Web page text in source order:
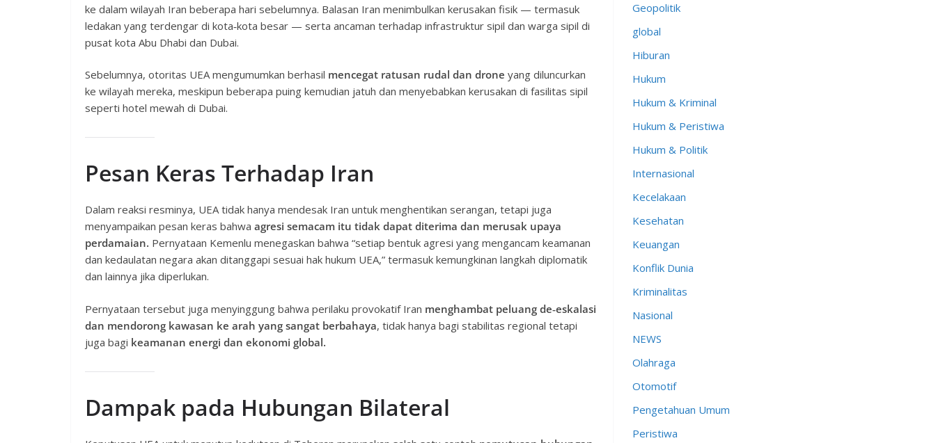
ke dalam wilayah Iran beberapa hari sebelumnya. Balasan Iran menimbulkan kerusakan fisik — termasuk
ledakan yang terdengar di kota‑kota besar — serta ancaman terhadap infrastruktur sipil dan warga sipil di
pusat kota Abu Dhabi dan Dubai.
Sebelumnya, otoritas UEA mengumumkan berhasil mencegat ratusan rudal dan drone yang diluncurkan
ke wilayah mereka, meskipun beberapa puing kemudian jatuh dan menyebabkan kerusakan di fasilitas sipil
seperti hotel mewah di Dubai.
Pesan Keras Terhadap Iran
Dalam reaksi resminya, UEA tidak hanya mendesak Iran untuk menghentikan serangan, tetapi juga
menyampaikan pesan keras bahwa agresi semacam itu tidak dapat diterima dan merusak upaya
perdamaian. Pernyataan Kemenlu menegaskan bahwa “setiap bentuk agresi yang mengancam keamanan
dan kedaulatan negara akan ditanggapi sesuai hak hukum UEA,” termasuk kemungkinan langkah diplomatik
dan lainnya jika diperlukan.
Pernyataan tersebut juga menyinggung bahwa perilaku provokatif Iran menghambat peluang de‑eskalasi
dan mendorong kawasan ke arah yang sangat berbahaya, tidak hanya bagi stabilitas regional tetapi
juga bagi keamanan energi dan ekonomi global.
Dampak pada Hubungan Bilateral
Geopolitik
global
Hiburan
Hukum
Hukum & Kriminal
Hukum & Peristiwa
Hukum & Politik
Internasional
Kecelakaan
Kesehatan
Keuangan
Konflik Dunia
Kriminalitas
Nasional
NEWS
Olahraga
Otomotif
Pengetahuan Umum
Peristiwa